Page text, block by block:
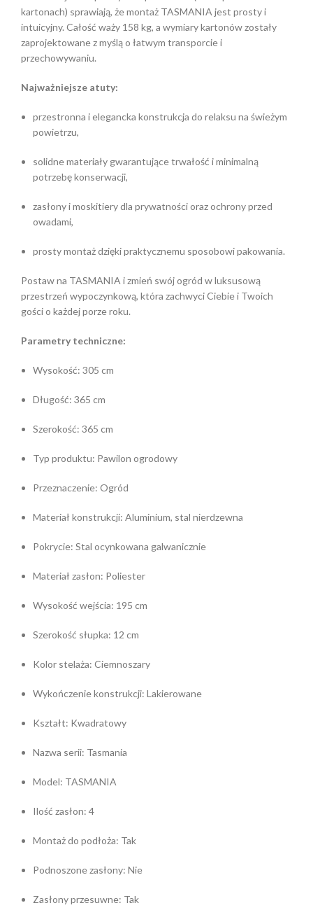
kartonach) sprawiają, że montaż TASMANIA jest prosty i
intuicyjny. Całość waży 158 kg, a wymiary kartonów zostały
zaprojektowane z myślą o łatwym transporcie i
przechowywaniu.
Najważniejsze atuty:
przestronna i elegancka konstrukcja do relaksu na świeżym
powietrzu,
solidne materiały gwarantujące trwałość i minimalną
potrzebę konserwacji,
zasłony i moskitiery dla prywatności oraz ochrony przed
owadami,
prosty montaż dzięki praktycznemu sposobowi pakowania.
Postaw na TASMANIA i zmień swój ogród w luksusową
przestrzeń wypoczynkową, która zachwyci Ciebie i Twoich
gości o każdej porze roku.
Parametry techniczne:
Wysokość: 305 cm
Długość: 365 cm
Szerokość: 365 cm
Typ produktu: Pawilon ogrodowy
Przeznaczenie: Ogród
Materiał konstrukcji: Aluminium, stal nierdzewna
Pokrycie: Stal ocynkowana galwanicznie
Materiał zasłon: Poliester
Wysokość wejścia: 195 cm
Szerokość słupka: 12 cm
Kolor stelaża: Ciemnoszary
Wykończenie konstrukcji: Lakierowane
Kształt: Kwadratowy
Nazwa serii: Tasmania
Model: TASMANIA
Ilość zasłon: 4
Montaż do podłoża: Tak
Podnoszone zasłony: Nie
Zasłony przesuwne: Tak